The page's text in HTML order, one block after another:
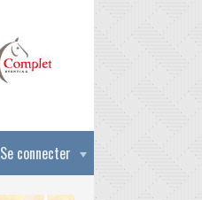
Se connecter